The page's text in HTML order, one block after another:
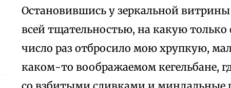
Остановившись у зеркальной
всей тщательностью, на какую только
число раз отбросило мою хрупкую,
каком-то воображаемом кегельбане,